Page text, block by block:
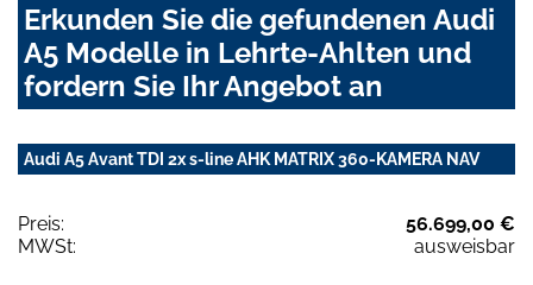
Erkunden Sie die gefundenen Audi
A5 Modelle in Lehrte-Ahlten und
fordern Sie Ihr Angebot an
Audi A5 Avant TDI 2x s-line AHK MATRIX 360-KAMERA NAV
Preis:
56.699,00 €
MWSt:
ausweisbar